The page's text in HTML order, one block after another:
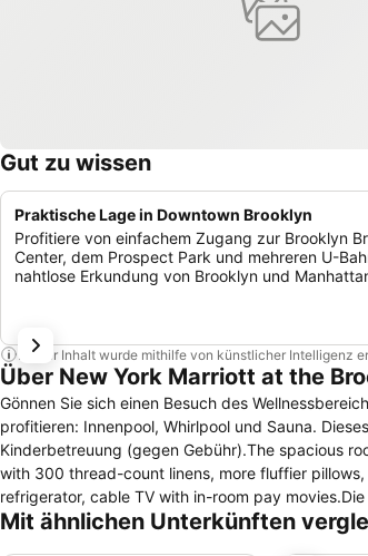
Gut zu wissen
Praktische Lage in Downtown Brooklyn
Profitiere von einfachem Zugang zur Brooklyn
Center, dem Prospect Park und mehreren U-
nahtlose Erkundung von Brooklyn und
Dieser Inhalt wurde mithilfe von künstlicher Intelligenz
Über New York Marriott at the
Gönnen Sie sich einen Besuch des
profitieren: Innenpool, Whirlpool und Sauna.
Kinderbetreuung (gegen Gebühr).The spacious
with 300 thread-count linens, more fluffier
refrigerator, cable TV with in-room pay
Businesszentrum.Escape ordinary travel routines
Mit ähnlichen Unterkünften